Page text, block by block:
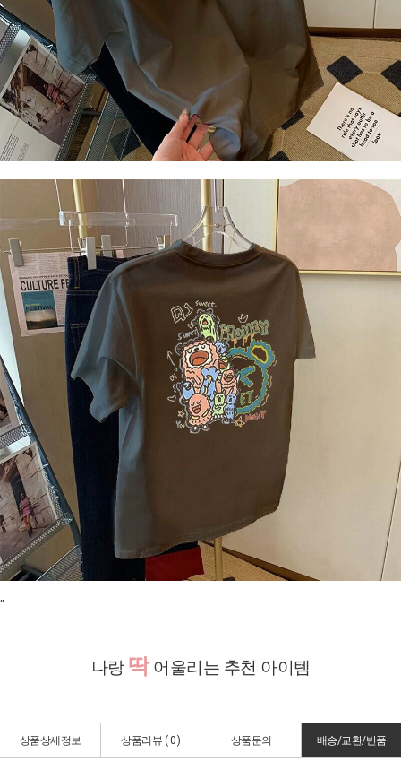
"
나랑 딱어울리는 추천 아이템
상품상세정보 상품리뷰 ( 0) 상품문의 배송/교환/반품